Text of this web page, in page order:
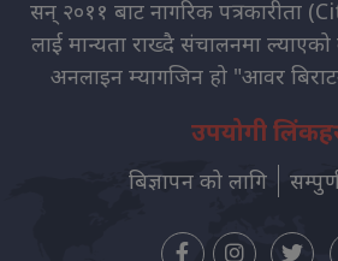
सन् २०११ बाट नागरिक पत्रकारीता
लाई मान्यता राख्दै संचालनमा
अनलाइन म्यागजिन हो "आवर
उपयोगी
बिज्ञापन को लागि